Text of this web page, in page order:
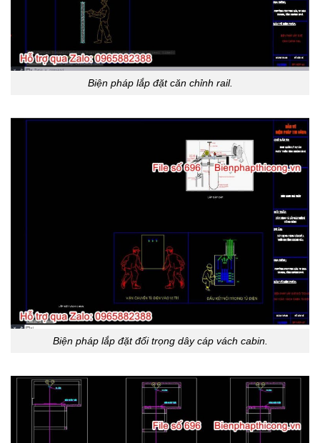
Biện pháp lắp đặt căn chỉnh rail.
Biện pháp lắp đặt đối trọng dây cáp vách cabin.